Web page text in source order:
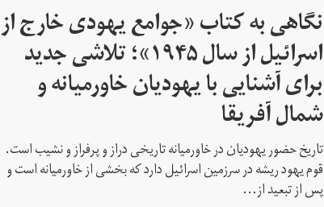
نگاهی به کتاب «جوامع یهودی خارج از
اسرائیل از سال ۱۹۴۵»؛ تلاشی جدید
برای آشنایی با یهودیان خاورمیانه و
شمال آفریقا
تاریخ حضور یهودیان در خاورمیانه تاریخی دراز و پرفراز و نشیب است.
قوم یهود ریشه در سرزمین اسرائیل دارد که بخشی از خاورمیانه است و
پس از تبعید از...